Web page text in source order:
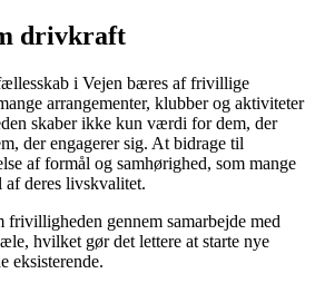
drivkraft
i Vejen bæres af frivillige
arrangementer, klubber og aktiviteter
skaber ikke kun værdi for dem, der
der engagerer sig. At bidrage til
af formål og samhørighed, som mange
deres livskvalitet.
frivilligheden gennem samarbejde med
hvilket gør det lettere at starte nye
eksisterende.